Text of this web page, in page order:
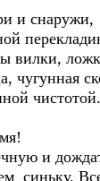
и
чугунная
чистотой.
и
синьку.